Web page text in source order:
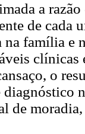
a
de cada
na família e
o
diagnóstico
de